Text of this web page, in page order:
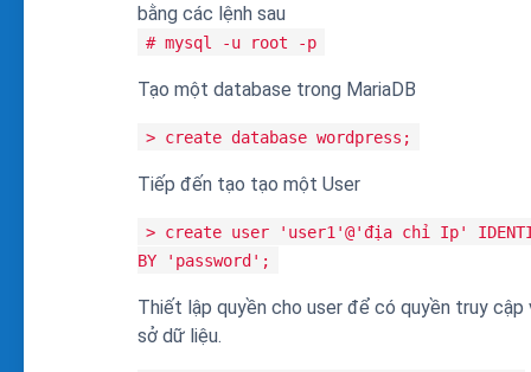
bằng các lệnh sau
# mysql -u root -p
Tạo một database trong MariaDB
> create database wordpress;
Tiếp đến tạo tạo một User
> create user 'user1'@'địa chỉ Ip'
BY 'password';
Thiết lập quyền cho user để có quyền truy cập
sở dữ liệu.